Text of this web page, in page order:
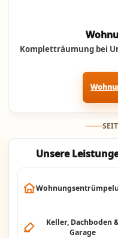
Kompletträumung bei
Unsere
Keller, Dachboden
Garage